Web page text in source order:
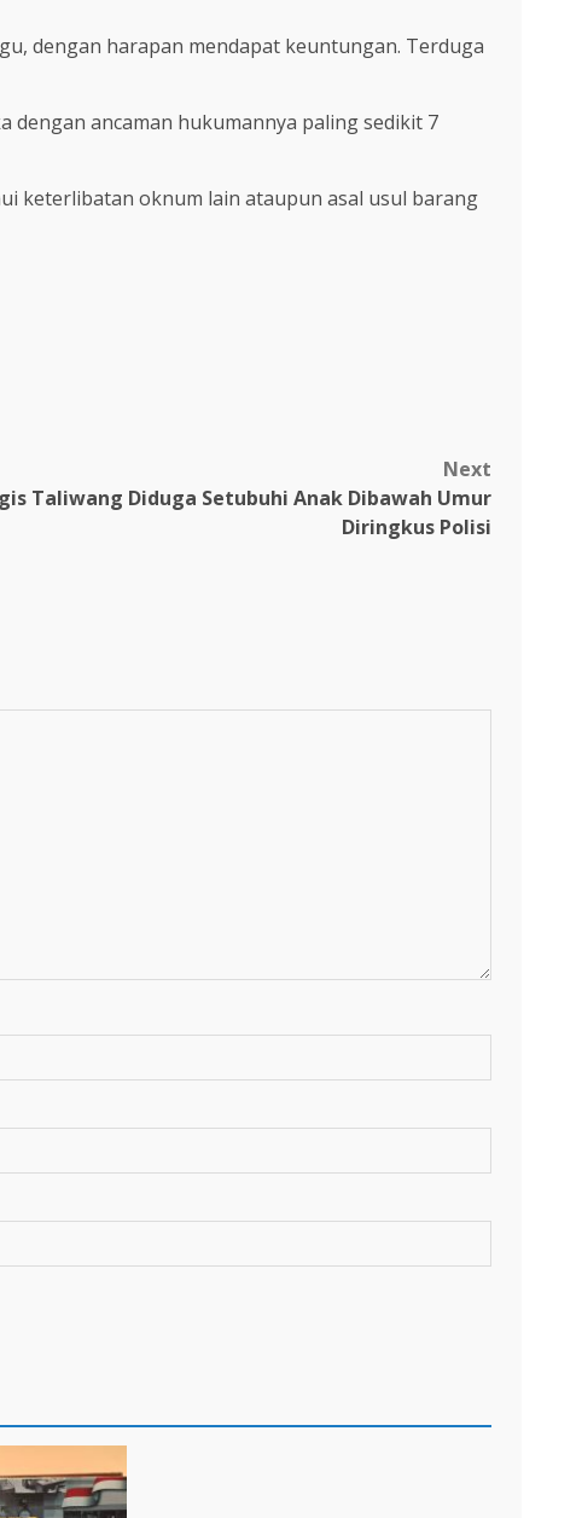
dengan harapan mendapat keuntungan. Terduga
dengan ancaman hukumannya paling sedikit 7
keterlibatan oknum lain ataupun asal usul barang
Next
Taliwang Diduga Setubuhi Anak Dibawah Umur
Diringkus Polisi